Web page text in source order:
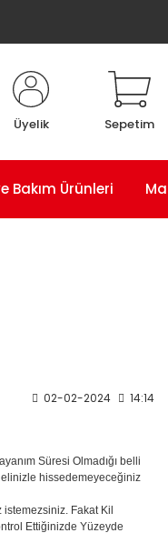
Üyelik Sepetim
Bakım Ürünleri
02-02-2024 14:14
Süresi Olmadığı belli
elinizle hissedemeyeceğiniz
istemezsiniz. Fakat Kil
Ettiğinizde Yüzeyde